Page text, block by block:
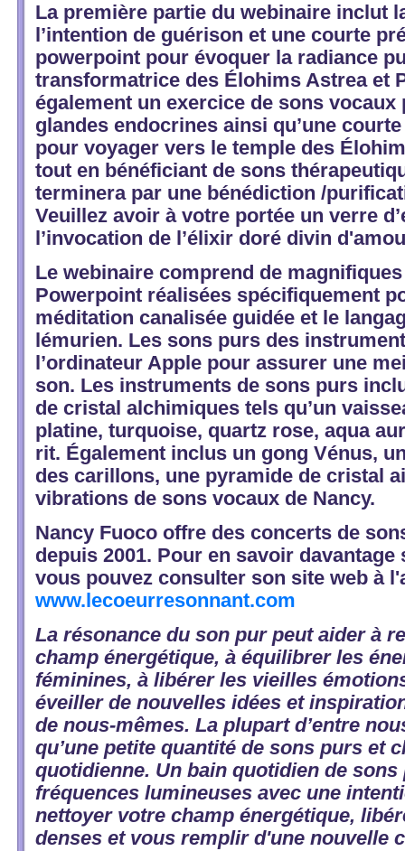
La première partie du webinaire inclut
l’intention de guérison et une courte
powerpoint pour évoquer la radiance
transformatrice des Élohims Astrea et
également un exercice de sons
glandes endocrines ainsi qu’une
pour voyager vers le temple des
tout en bénéficiant de sons
terminera par une bénédiction /
Veuillez avoir à votre portée un verre
l’invocation de l’élixir doré divin
Le webinaire comprend de
Powerpoint réalisées spécifiquement
méditation canalisée guidée et le
lémurien. Les sons purs des
l’ordinateur Apple pour assurer une
son. Les instruments de sons purs
de cristal alchimiques tels qu’un
platine, turquoise, quartz rose, aqua
rit. Également inclus un gong Vénus,
des carillons, une pyramide de cristal
vibrations de sons vocaux de Nancy.
Nancy Fuoco offre des concerts de
depuis 2001. Pour en savoir
vous pouvez consulter son site web à
www.lecoeurresonnant.com
La résonance du son pur peut aider à
champ énergétique, à équilibrer les
féminines, à libérer les vieilles
éveiller de nouvelles idées et
de nous-mêmes. La plupart d’entre
qu’une petite quantité de sons purs et
quotidienne. Un bain quotidien de sons
fréquences lumineuses avec une
nettoyer votre champ énergétique,
denses et vous remplir d'une nouvelle